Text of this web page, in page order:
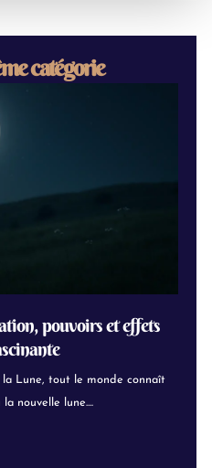
catégorie
pouvoirs et effets
Lune, tout le monde connaît
nouvelle lune....